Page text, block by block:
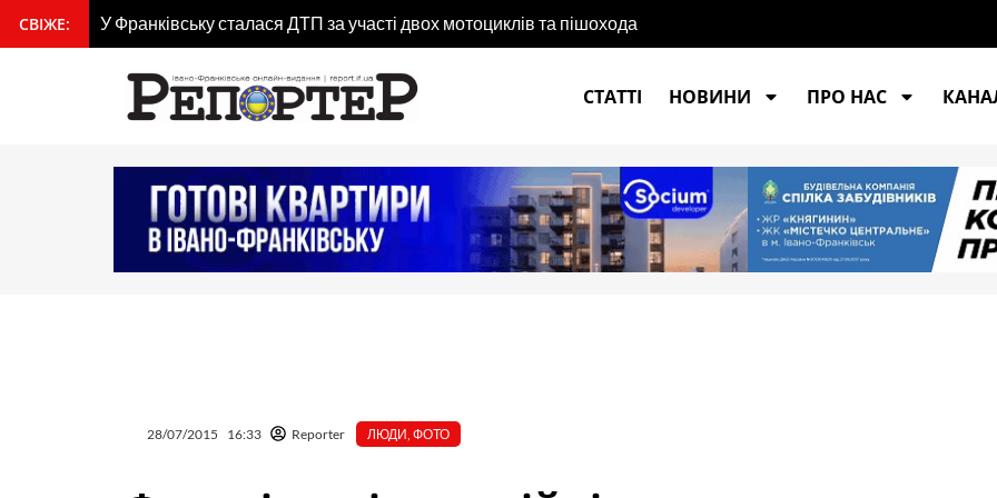
вмісту
СВІЖЕ: У Франківську сталася ДТП за участі двох мотоциклів та пішохода
СТАТТІ
НОВИНИ ПРО НАС
28/07/2015 16:33 Reporter ЛЮДИ ФОТО